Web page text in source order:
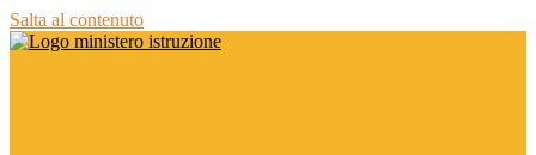
Salta al contenuto